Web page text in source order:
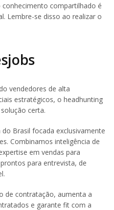
compartilhado é
Lembre-se disso ao realizar o
vendedores de alta
estratégicos, o headhunting
certa.
Brasil focada exclusivamente
Combinamos inteligência de
em vendas para
para entrevista, de
de contratação, aumenta a
e garante fit com a